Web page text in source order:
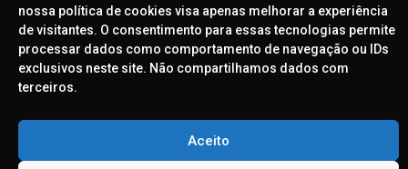
nossa política de cookies visa apenas melhorar a experiência
de visitantes. O consentimento para essas tecnologias permite
processar dados como comportamento de navegação ou IDs
exclusivos neste site. Não compartilhamos dados com
terceiros.
Aceito
#DEFESA DA DEMOCRACIA
#EDUCAÇÃO
#FEMINISMOS
#RESISTÊNCIA CLIMÁTICA